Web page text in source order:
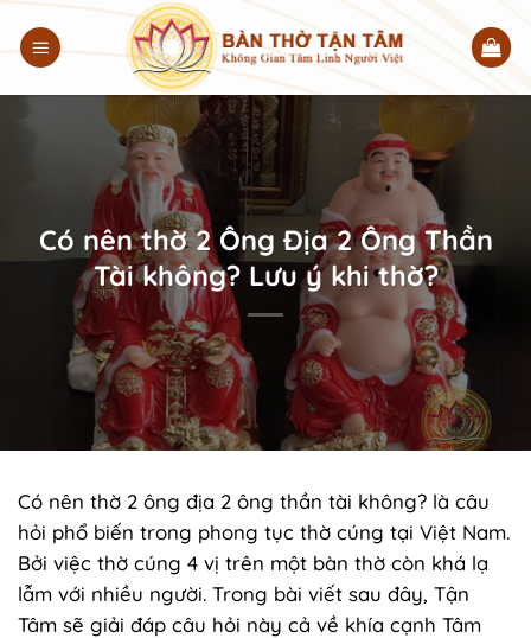
đến
Có nên thờ 2 Ông Địa 2 Ông Thần
Tài không? Lưu ý khi thờ?
Có nên thờ 2 ông địa 2 ông thần tài không? là câu
hỏi phổ biến trong phong tục thờ cúng tại Việt Nam.
Bởi việc thờ cúng 4 vị trên một bàn thờ còn khá lạ
lẫm với nhiều người. Trong bài viết sau đây, Tận
Tâm sẽ giải đáp câu hỏi này cả về khía cạnh Tâm